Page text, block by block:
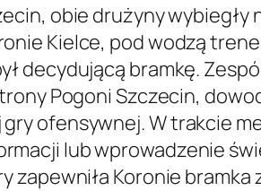
obie drużyny
Kielce, pod wodzą
decydującą bramkę.
Pogoni Szczecin,
ofensywnej. W trakcie
lub wprowadzenie
Koronie bramka